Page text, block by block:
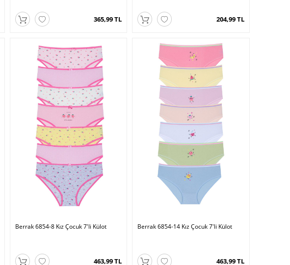
365,99 TL 204,99 TL
Berrak 6854-8 Kız Çocuk 7'li Külot
463,99 TL
Berrak 6854-14 Kız Çocuk 7'li Külot
463,99 TL